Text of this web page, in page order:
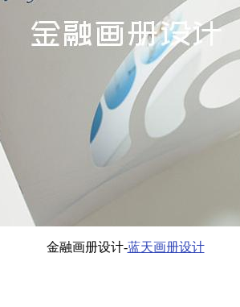
金融画册设计-蓝天画册设计